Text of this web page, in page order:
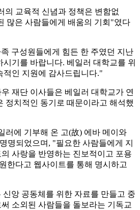
의 교육적 신념과 정책은 변함없
많은 사람들에게 배움의 기회"였다
구성원들에게 힘든 한 주였던 지난
기를 바랍니다. 베일러 대학교를 위
적인 지원에 감사드립니다."
재단 이사들은 베일러 대학교가 연
정치적인 동기로 때문이라고 해석했
러에 기부해 온 고(故) 에바 메이와
명되었으며, "필요한 사람들에게 지
사랑을 반영하는 진보적이고 포용
한다고 웹사이트를 통해 명시하고
앙 공동체를 위한 자료를 만들고 중
소외된 사람들을 돌보라는 기독교